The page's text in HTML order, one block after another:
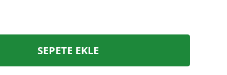
SEPETE EKLE